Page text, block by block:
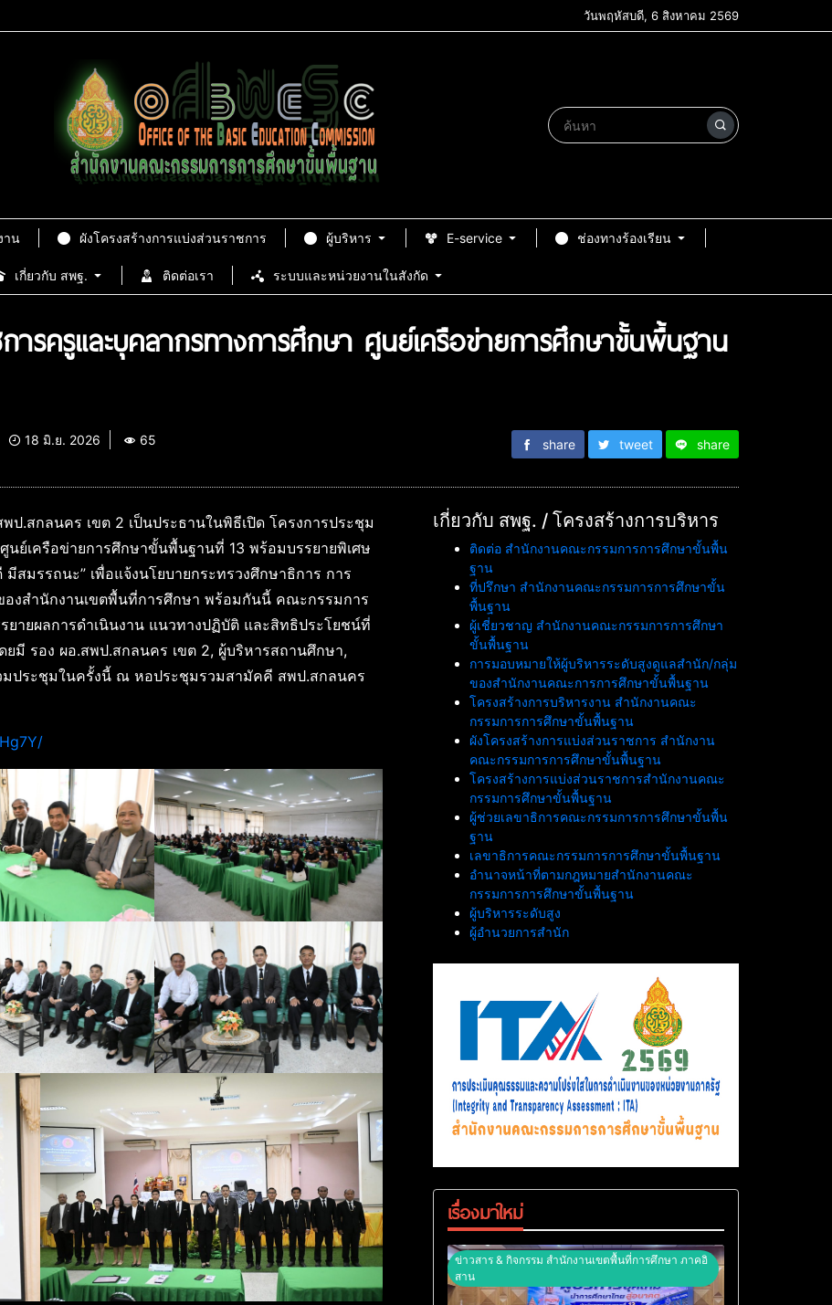
วันพฤหัสบดี, 6 สิงหาคม 2569
าน ผังโครงสร้างการแบ่งส่วนราชการ ผู้บริหาร E-service ช่องทางร้องเรียน
เกี่ยวกับ สพฐ. ติดต่อเรา ระบบและหน่วยงานในสังกัด
ารครูและบุคลากรทางการศึกษา ศูนย์เครือข่ายการศึกษาขั้นพื้นฐาน
18 มิ.ย. 2026 65 share tweet share
.สกลนคร เขต 2 เป็นประธานในพิธีเปิด โครงการประชุม
ย์เครือข่ายการศึกษาขั้นพื้นฐานที่ 13 พร้อมบรรยายพิเศษ
สมรรถนะ” เพื่อแจ้งนโยบายกระทรวงศึกษาธิการ การ
องสำนักงานเขตพื้นที่การศึกษา พร้อมกันนี้ คณะกรรมการ
ายผลการดำเนินงาน แนวทางปฏิบัติ และสิทธิประโยชน์ที่
มี รอง ผอ.สพป.สกลนคร เขต 2, ผู้บริหารสถานศึกษา,
มประชุมในครั้งนี้ ณ หอประชุมรวมสามัคคี สพป.สกลนคร
เกี่ยวกับ สพฐ. / โครงสร้างการบริหาร
ติดต่อ สำนักงานคณะกรรมการการศึกษาขั้นพื้น
ฐาน
ที่ปรึกษา สำนักงานคณะกรรมการการศึกษาขั้น
พื้นฐาน
ผู้เชี่ยวชาญ สำนักงานคณะกรรมการการศึกษา
ขั้นพื้นฐาน
การมอบหมายให้ผู้บริหารระดับสูงดูแลสำนัก/กลุ่ม
ของสำนักงานคณะการการศึกษาขั้นพื้นฐาน
โครงสร้างการบริหารงาน สำนักงานคณะ
กรรมการการศึกษาขั้นพื้นฐาน
ผังโครงสร้างการแบ่งส่วนราชการ สำนักงาน
คณะกรรมการการศึกษาขั้นพื้นฐาน
โครงสร้างการแบ่งส่วนราชการสำนักงานคณะ
กรรมการศึกษาขั้นพื้นฐาน
ผู้ช่วยเลขาธิการคณะกรรมการการศึกษาขั้นพื้น
ฐาน
เลขาธิการคณะกรรมการการศึกษาขั้นพื้นฐาน
อำนาจหน้าที่ตามกฎหมายสำนักงานคณะ
กรรมการการศึกษาขั้นพื้นฐาน
ผู้บริหารระดับสูง
ผู้อำนวยการสำนัก
เรื่องมาใหม่
ข่าวสาร & กิจกรรม สำนักงานเขตพื้นที่การศึกษา ภาคอิ
สาน